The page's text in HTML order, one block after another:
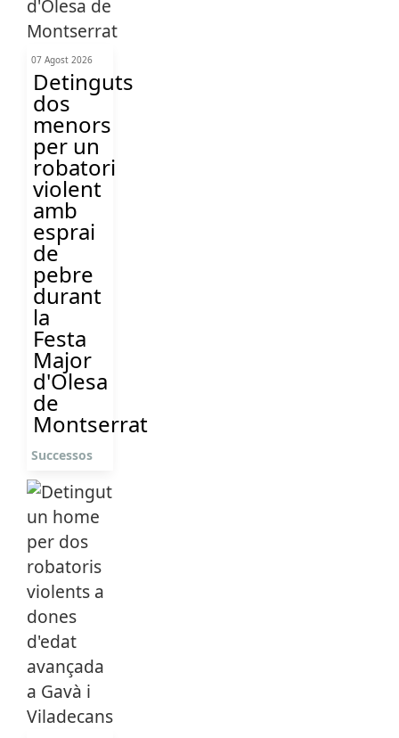
07 Agost 2026
Detinguts
dos
menors
per un
robatori
violent
amb
esprai
de
pebre
durant
la
Festa
Major
d'Olesa
de
Montserrat
Successos